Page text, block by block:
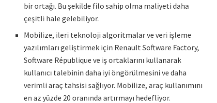
bir ortağı. Bu şekilde filo sahip olma maliyeti daha
çeşitli hale gelebiliyor.
Mobilize, ileri teknoloji algoritmalar ve veri işleme
yazılımları geliştirmek için Renault Software Factory,
Software République ve iş ortaklarını kullanarak
kullanıcı talebinin daha iyi öngörülmesini ve daha
verimli araç tahsisi sağlıyor. Mobilize, araç kullanımını
en az yüzde 20 oranında artırmayı hedefliyor.